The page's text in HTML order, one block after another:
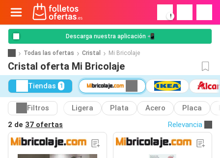
!
Descarga nuestra aplicación 📲
Todas las ofertas Cristal Mi Bricolaje
Cristal oferta Mi Bricolaje
Tiendas 1
Filtros Ligera Plata Acero Placa
2 de 37 ofertas Relevancia